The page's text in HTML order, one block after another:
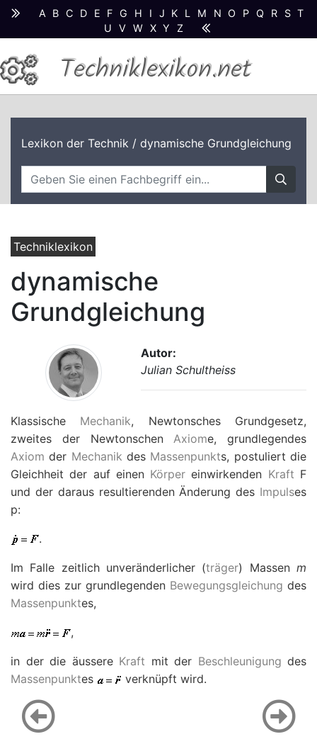
A B C D E F G H I J K L M N O P Q R S T
U
V W X Y Z
Techniklexikon.net
Lexikon der Technik / dynamische Grundgleichung
Techniklexikon
dynamische
Grundgleichung
Autor:
Julian Schultheiss
Klassische Mechanik, Newtonsches Grundgesetz,
zweites der NewtonschenAxiome, grundlegendes
Axiom der Mechanik des Massenpunkts, postuliert die
Gleichheit der auf einen Körper einwirkenden Kraft F
und der daraus resultierenden Änderung des Impulses
p:
.
Im Falle zeitlich unveränderlicher (träger) Massenm
wird dies zur grundlegenden Bewegungsgleichung des
Massenpunktes,
,
in der die äussere Kraft mit der Beschleunigung des
Massenpunktes verknüpft wird.